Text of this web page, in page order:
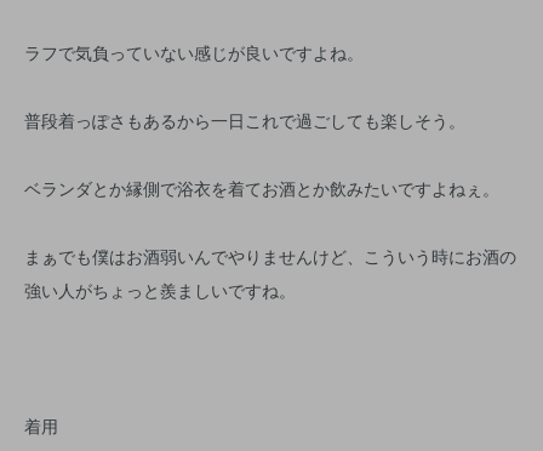
ラフで気負っていない感じが良いですよね。
普段着っぽさもあるから一日これで過ごしても楽しそう。
ベランダとか縁側で浴衣を着てお酒とか飲みたいですよねぇ。
まぁでも僕はお酒弱いんでやりませんけど、こういう時にお酒の
強い人がちょっと羨ましいですね。
着用